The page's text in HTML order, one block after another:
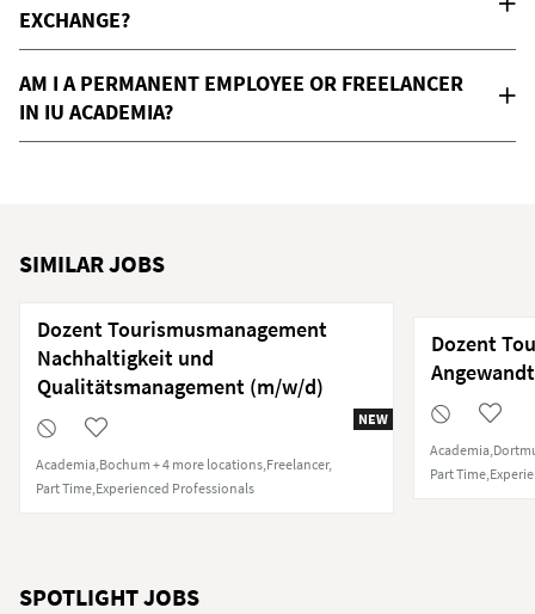
EXCHANGE?
AM I A PERMANENT EMPLOYEE OR FREELANCER
IN IU ACADEMIA?
SIMILAR JOBS
NEW
Dozent Tourismusmanagement
Nachhaltigkeit und
Qualitätsmanagement (m/w/d)
Academia Bochum + 4 more locations Freelancer
Part Time Experienced Professionals
Dozent
Academia
Part Time
SPOTLIGHT JOBS